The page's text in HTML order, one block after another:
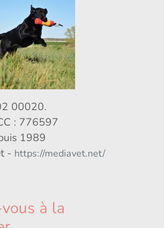
00020.
: 776597
1989
- https://mediavet.net/
à la